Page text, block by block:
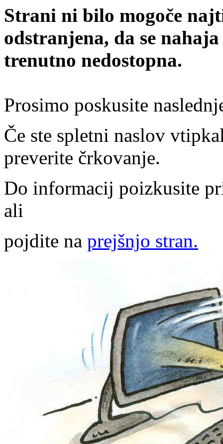
Strani ni bilo mogoče
odstranjena, da se
trenutno nedostopna.
Prosimo poskusite
Če ste spletni naslov
preverite črkovanje.
Do informacij poizkusite
ali
pojdite na prejšnjo stran.